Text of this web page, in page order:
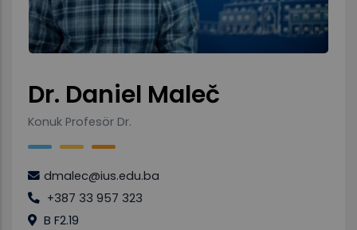
Dr. Daniel Maleč
Konuk Profesör Dr.
dmalec@ius.edu.ba
+387 33 957 323
B F2.19